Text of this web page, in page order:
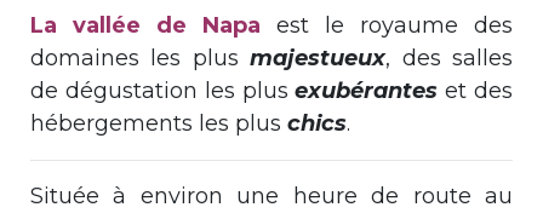
La vallée de Napa
est le royaume des
domaines les plusmajestueux, des salles
de dégustation les plusexubérantes et des
hébergements les plus chics.
Située à environ une heure de route au